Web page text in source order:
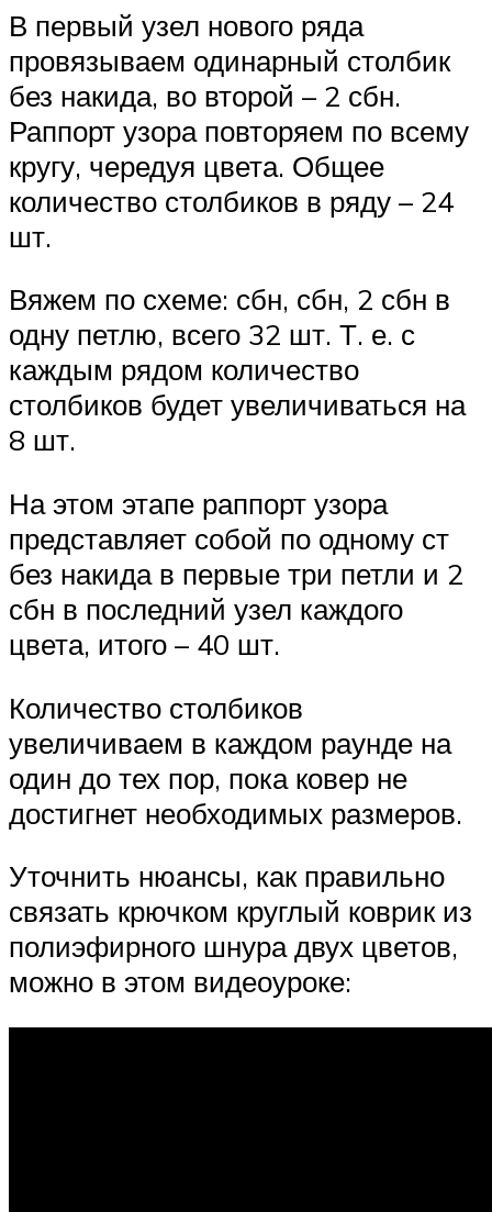
В первый узел нового ряда
провязываем одинарный столбик
без накида, во второй – 2 сбн.
Раппорт узора повторяем по всему
кругу, чередуя цвета. Общее
количество столбиков в ряду – 24
шт.
Вяжем по схеме: сбн, сбн, 2 сбн в
одну петлю, всего 32 шт. Т. е. с
каждым рядом количество
столбиков будет увеличиваться на
8 шт.
На этом этапе раппорт узора
представляет собой по одному ст
без накида в первые три петли и 2
сбн в последний узел каждого
цвета, итого – 40 шт.
Количество столбиков
увеличиваем в каждом раунде на
один до тех пор, пока ковер не
достигнет необходимых размеров.
Уточнить нюансы, как правильно
связать крючком круглый коврик из
полиэфирного шнура двух цветов,
можно в этом видеоуроке: